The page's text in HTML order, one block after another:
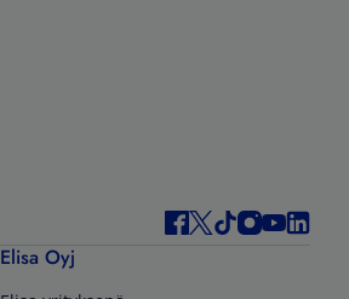
Elisa Oyj